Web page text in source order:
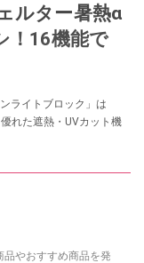
ルター暑熱α
！16機能で
ライトブロック」は
れた遮熱・UVカット機
やおすすめ商品を発